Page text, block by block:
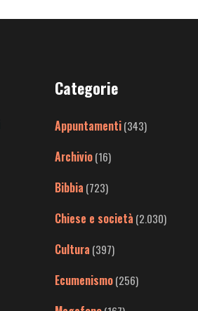
Categorie
Appuntamenti(343)
Archivio(16)
Bibbia (723)
Chiese e società (2.030)
Cultura (397)
Ecumenismo(256)